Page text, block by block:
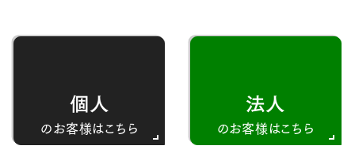
個人
のお客様はこちら
法人
のお客様はこちら